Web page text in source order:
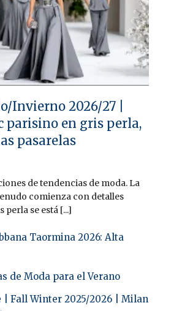
Invierno 2026/27 |
parisino en gris perla,
pasarelas
de tendencias de moda. La
comienza con detalles
perla se está [...]
Taormina 2026: Alta
de Moda para el Verano
| Fall Winter 2025/2026 | Milan